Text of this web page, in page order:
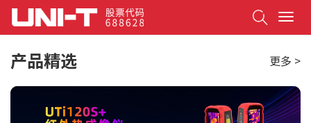
T
o
g
e
n
a
产品精选 更多 >